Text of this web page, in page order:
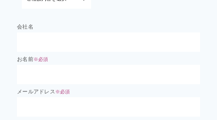
会社名
お名前※必須
メールアドレス ※必須